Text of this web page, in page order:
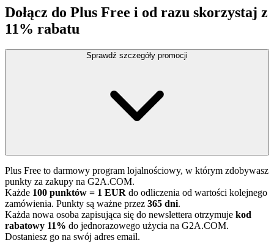
Dołącz do Plus Free i od razu skorzystaj z
11% rabatu
Sprawdź szczegóły promocji
Plus Free to darmowy program lojalnościowy, w którym zdobywasz
punkty za zakupy na G2A.COM.
Każde 100 punktów = 1 EUR do odliczenia od wartości kolejnego
zamówienia. Punkty są ważne przez 365 dni.
Każda nowa osoba zapisująca się do newslettera otrzymuje kod
rabatowy 11% do jednorazowego użycia na G2A.COM.
Dostaniesz go na swój adres email.